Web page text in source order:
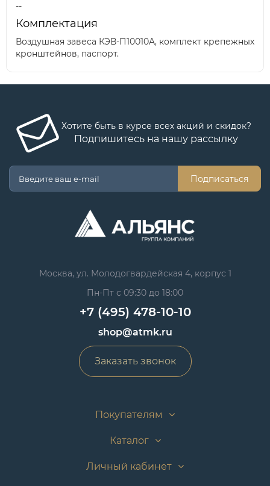
--
Комплектация
Воздушная завеса КЭВ-П10010A, комплект крепежных
кронштейнов, паспорт.
Хотите быть в курсе всех акций и скидок?
Подпишитесь на нашу рассылку
Подписаться
Москва, ул. Молодогвардейская 4, корпус 1
Пн-Пт с 09:30 до 18:00
+7 (495) 478-10-10
shop@atmk.ru
Заказать звонок
Покупателям
Каталог
Личный кабинет